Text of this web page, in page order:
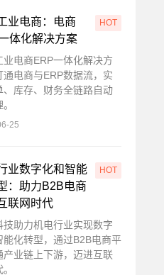
业电商：电商
体化解决方案
HOT
业电商ERP一体化解决方
通电商与ERP数据流，实
、库存、财务全链路自动
25
业数字化和智能
：助力B2B电商
联网时代
HOT
技助力机电行业实现数字
能化转型，通过B2B电商平
产业链上下游，迈进互联